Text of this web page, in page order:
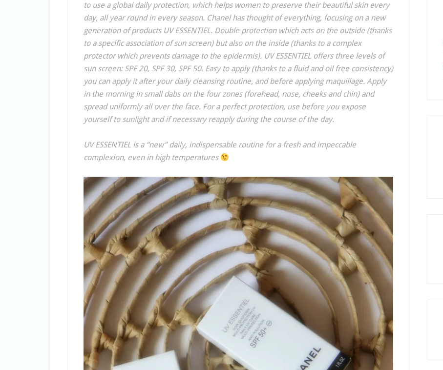
to use a global daily protection, which helps women to preserve their beautiful skin every
day, all year round in every season. Chanel has thought of everything, focusing on a new
generation of products UV ESSENTIEL. Double protection which acts on the outside (thanks
to a specific association of sun screen) but also on the inside (thanks to a complex
protector which prevents damage to the epidermis). UV ESSENTIEL offers three levels of
sun screen: SPF 20, SPF 30, SPF 50. Easy to apply (thanks to a fluid and oil free consistency)
you can apply it after your daily cleansing routine, and before applying maquillage. Apply
in the morning in small dabs on the four zones (forehead, nose, cheeks and chin) and
spread uniformly all over the face. For a perfect protection, use before you expose
yourself to sunlight and if necessary reapply during the course of the day.
UV ESSENTIEL is a “new” daily, indispensable routine for a fresh and impeccable
complexion, even in high temperatures